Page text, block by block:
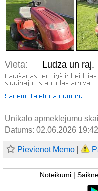
Vieta: Ludza un raj.
Unikālo apmeklējumu
Datums: 02.06.2026 19:42
Pievienot Memo
Noteikumi